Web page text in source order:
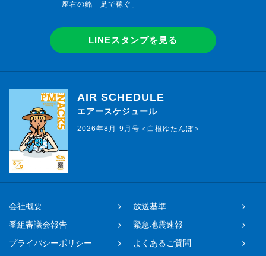
座右の銘「足で稼ぐ」
LINEスタンプを見る
AIR SCHEDULE
エアースケジュール
2026年8月-9月号＜白根ゆたんぽ＞
会社概要
放送基準
番組審議会報告
緊急地震速報
プライバシーポリシー
よくあるご質問